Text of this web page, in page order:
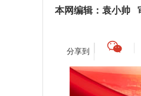
本网编辑：袁小帅
分享到